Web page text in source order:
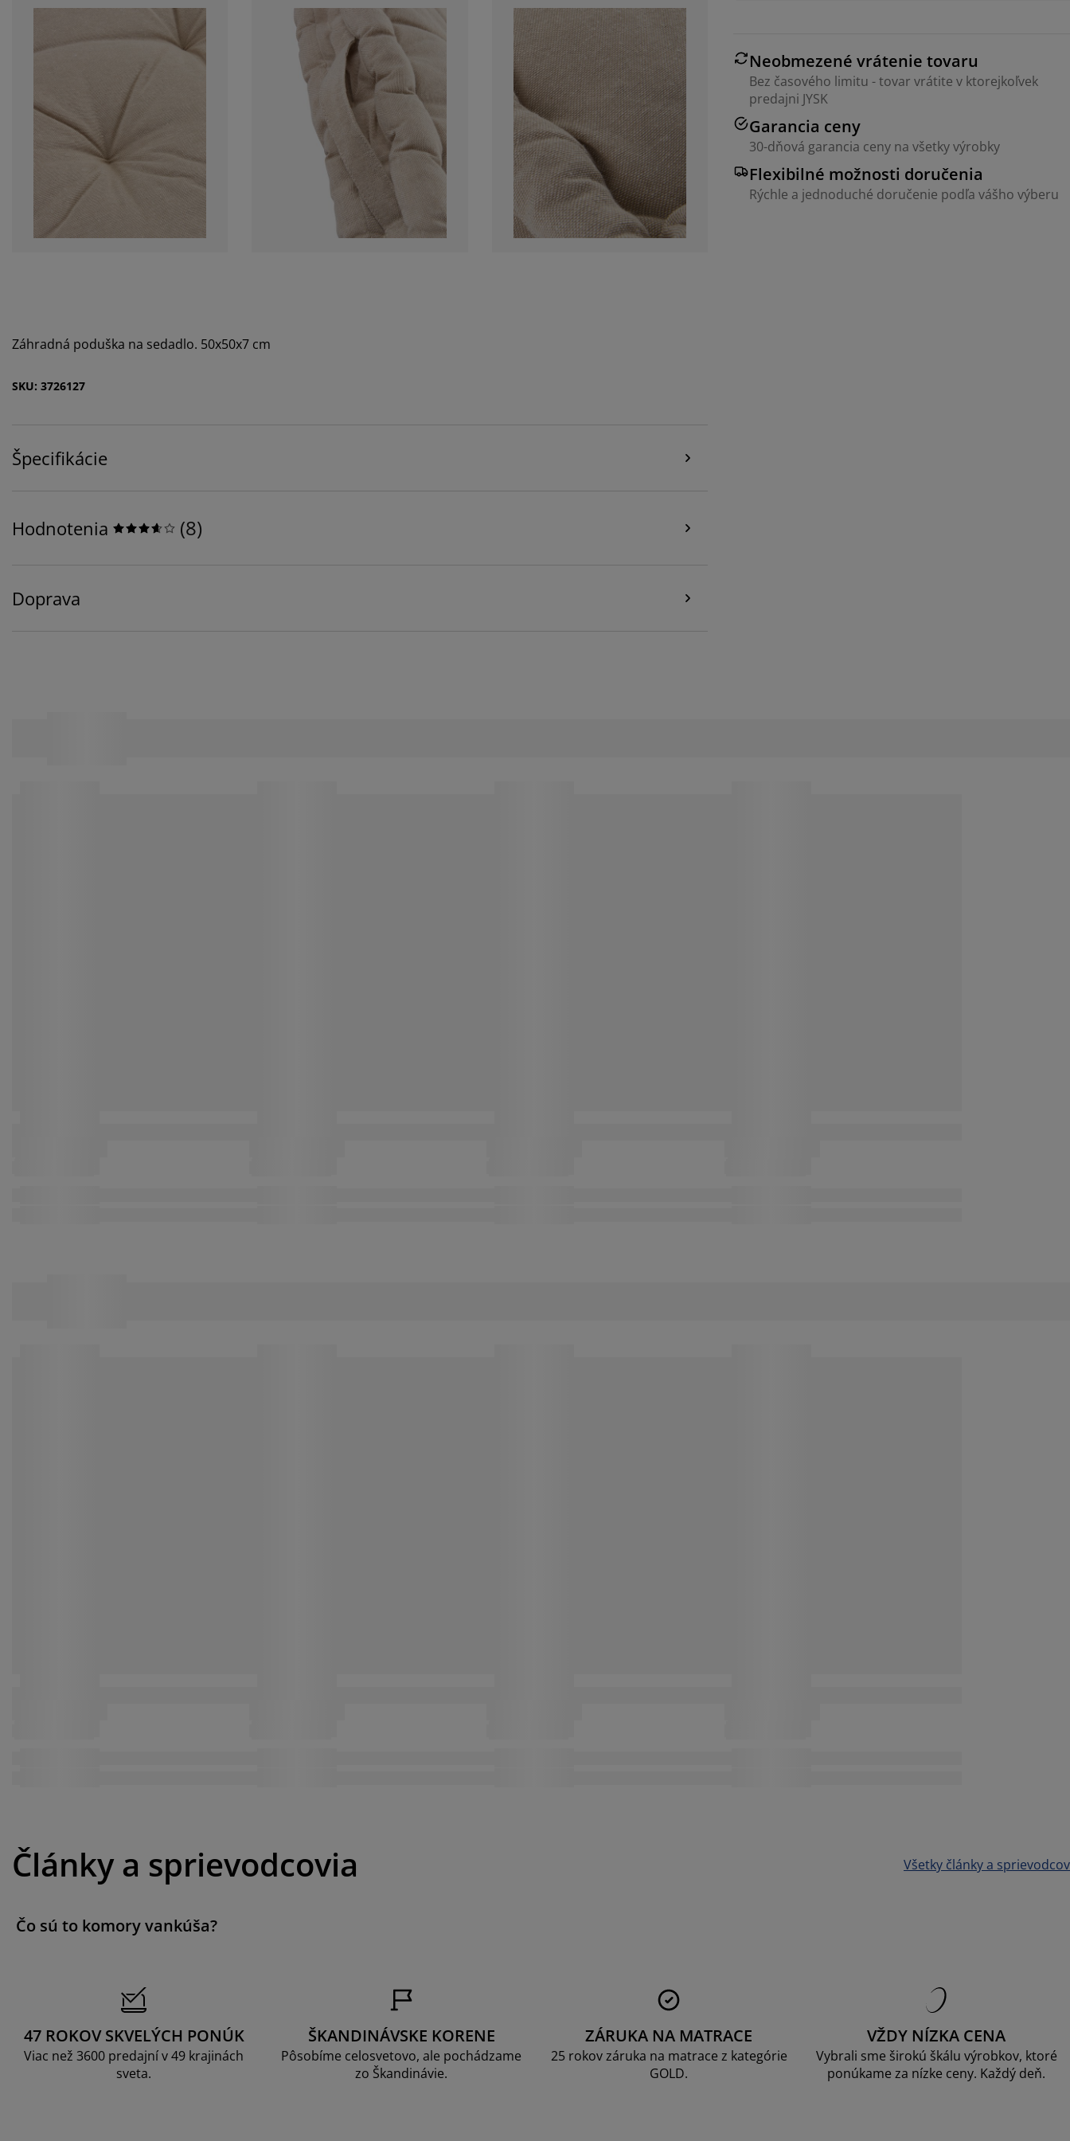
Neobmezené vrátenie tovaru
Bez časového limitu - tovar vrátite v ktorejkoľvek
predajni JYSK
Garancia ceny
30-dňová garancia ceny na všetky výrobky
Flexibilné možnosti doručenia
Rýchle a jednoduché doručenie podľa vášho výberu
Záhradná poduška na sedadlo. 50x50x7 cm
SKU: 3726127
Špecifikácie
Hodnotenia (8)
Doprava
Články a sprievodcovia Všetky články a
Čo sú to komory vankúša?
47 ROKOV SKVELÝCH PONÚK
Viac než 3600 predajní v 49 krajinách
sveta.
ŠKANDINÁVSKE KORENE
Pôsobíme celosvetovo, ale pochádzame
zo Škandinávie.
ZÁRUKA NA MATRACE
25 rokov záruka na matrace z kategórie
GOLD.
VŽDY NÍZKA CENA
Vybrali sme širokú škálu výrobkov, ktoré
ponúkame za nízke ceny. Každý deň.